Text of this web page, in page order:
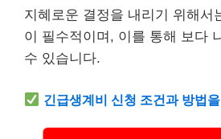
지혜로운 결정을 내리기 위해서
이 필수적이며, 이를 통해 보다
수 있습니다.
긴급생계비 신청 조건과 방법